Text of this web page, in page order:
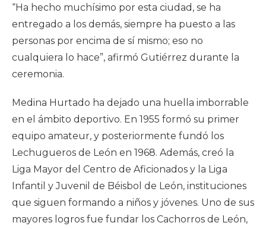
“Ha hecho muchísimo por esta ciudad, se ha
entregado a los demás, siempre ha puesto a las
personas por encima de sí mismo; eso no
cualquiera lo hace”, afirmó Gutiérrez durante la
ceremonia.
Medina Hurtado ha dejado una huella imborrable
en el ámbito deportivo. En 1955 formó su primer
equipo amateur, y posteriormente fundó los
Lechugueros de León en 1968. Además, creó la
Liga Mayor del Centro de Aficionados y la Liga
Infantil y Juvenil de Béisbol de León, instituciones
que siguen formando a niños y jóvenes. Uno de sus
mayores logros fue fundar los Cachorros de León,